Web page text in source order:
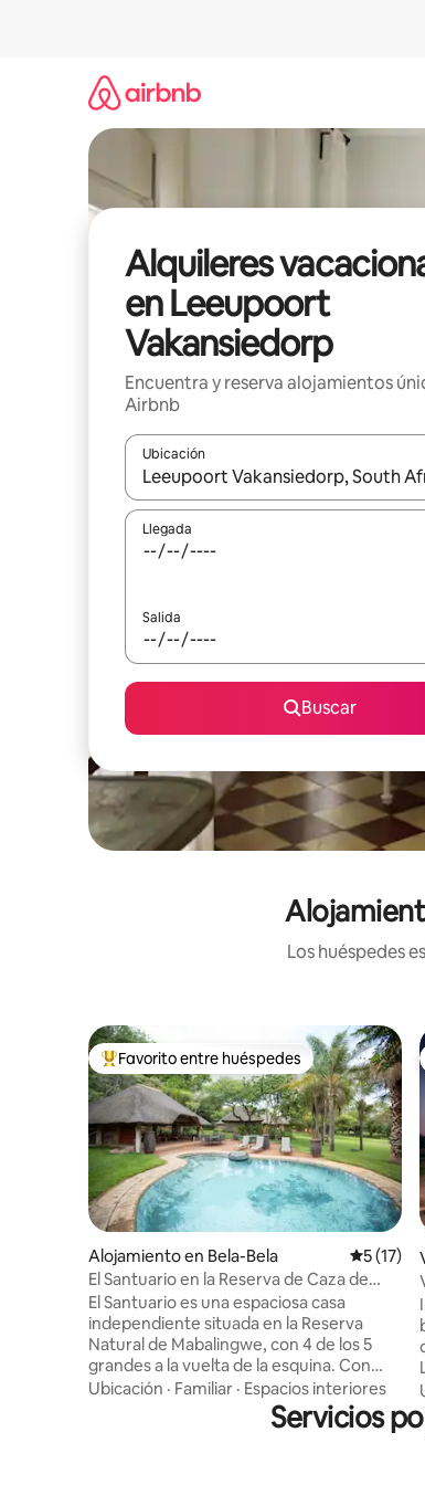
Alquileres
en Leeupoort
Vakansiedorp
Encuentra y reserva alojamientos
Airbnb
Ubicación
Cuando los resultados estén
Llegada
Salida
Buscar
Los huéspedes
Favorito entre huéspedes preferido
Favorito entre huéspedes
Alojamiento en Bela-Bela
5 (17)
El Santuario en la Reserva de Caza de
Mabalingwe
El Santuario es una espaciosa casa
independiente situada en la Reserva
Natural de Mabalingwe, con 4 de los 5
grandes a la vuelta de la esquina. Con
capacidad para hasta 10 huéspedes
(adultos y niños) en 3 dormitorios en
suite, la casa tiene una cocina totalmente
Ubicación · Familiar · Espacios interiores
Servicios